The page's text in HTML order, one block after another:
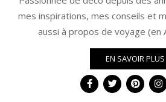
mes inspirations, mes conseils et
aussi à propos de voyage (en
EN SAVOIR PLUS